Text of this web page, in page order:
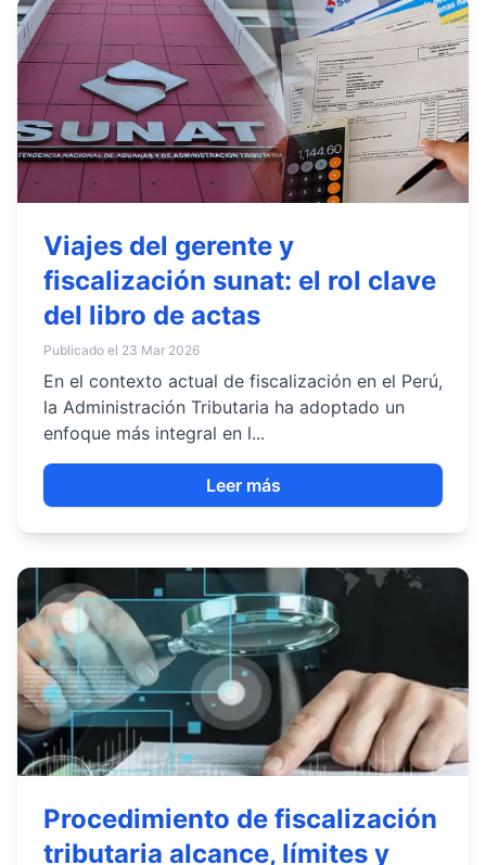
Viajes del gerente y
fiscalización sunat: el rol clave
del libro de actas
Publicado el 23 Mar 2026
En el contexto actual de fiscalización en el Perú,
la Administración Tributaria ha adoptado un
enfoque más integral en l...
Leer más
Procedimiento de fiscalización
tributaria alcance, límites y